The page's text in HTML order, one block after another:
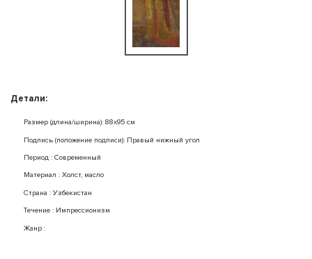
Детали:
Размер (длина/ширина): 88x95 см
Подпись (положение подписи): Правый нижный угол
Период : Современный
Mатериал : Холст, масло
Страна : Узбекистан
Течение : Импрессионизм
Жанр :